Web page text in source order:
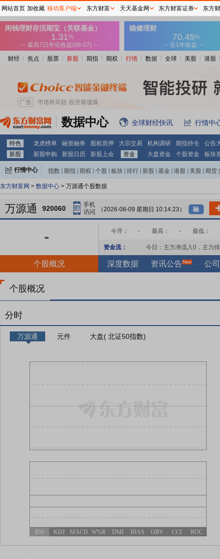
财经 焦点 股票 新股 期指 期权 行情 数据 全球 美股 港股
数据中心 全球财经快讯 行情中
特色 龙虎榜单 融资融券 股权质押 大宗交易 机构调研 期指持仓
公告
新股
新股申购 新股日历 新股上会 资金 大盘资金 个股资金 板块
行情中心 指数 期指 期权 个股 板块 排行 新股 基金 港股 美股 期货
东方财富网 > 数据中心 > 万源通个股数据
万源通 920060 （2026-08-09 星期日 10:14:23） 融
- 今开： - 最高： - 最低：
资金流： 今日：主力净流入0 ，主力
个股概况 深度数据 资讯公告 公
个股概况
分时
万源通 元件 大盘( 北证50指数)
RSI KDJ MACD W%R DMI BIAS OBV CCI ROC
网站首页 加收藏 移动客户端 东方财富 天天基金网 东方财富证券 东方